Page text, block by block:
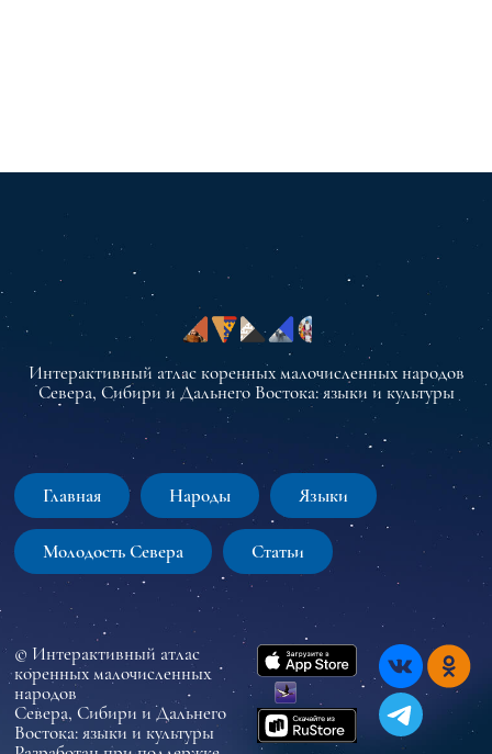
Интерактивный атлас коренных малочисленных народов
Севера, Сибири и Дальнего Востока: языки и культуры
Главная Народы Языки
Молодость Севера Статьи
© Интерактивный атлас
коренных малочисленных
народов
Севера, Сибири и Дальнего
Востока: языки и культуры